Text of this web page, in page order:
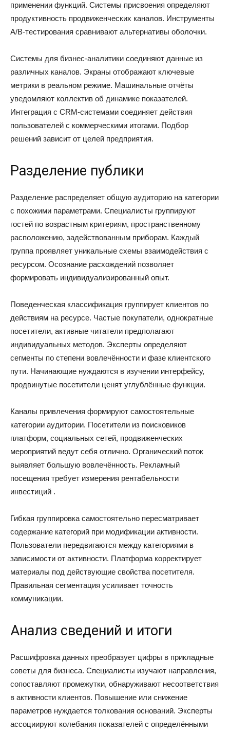
применении функций. Системы присвоения определяют
продуктивность продвиженческих каналов. Инструменты
A/B-тестирования сравнивают альтернативы оболочки.
Системы для бизнес-аналитики соединяют данные из
различных каналов. Экраны отображают ключевые
метрики в реальном режиме. Машинальные отчёты
уведомляют коллектив об динамике показателей.
Интеграция с CRM-системами соединяет действия
пользователей с коммерческими итогами. Подбор
решений зависит от целей предприятия.
Разделение публики
Разделение распределяет общую аудиторию на категории
с похожими параметрами. Специалисты группируют
гостей по возрастным критериям, пространственному
расположению, задействованным приборам. Каждый
группа проявляет уникальные схемы взаимодействия с
ресурсом. Осознание расхождений позволяет
формировать индивидуализированный опыт.
Поведенческая классификация группирует клиентов по
действиям на ресурсе. Частые покупатели, однократные
посетители, активные читатели предполагают
индивидуальных методов. Эксперты определяют
сегменты по степени вовлечённости и фазе клиентского
пути. Начинающие нуждаются в изучении интерфейсу,
продвинутые посетители ценят углублённые функции.
Каналы привлечения формируют самостоятельные
категории аудитории. Посетители из поисковиков
платформ, социальных сетей, продвиженческих
мероприятий ведут себя отлично. Органический поток
выявляет большую вовлечённость. Рекламный
посещения требует измерения рентабельности
инвестиций .
Гибкая группировка самостоятельно пересматривает
содержание категорий при модификации активности.
Пользователи передвигаются между категориями в
зависимости от активности. Платформа корректирует
материалы под действующие свойства посетителя.
Правильная сегментация усиливает точность
коммуникации.
Анализ сведений и итоги
Расшифровка данных преобразует цифры в прикладные
советы для бизнеса. Специалисты изучают направления,
сопоставляют промежутки, обнаруживают несоответствия
в активности клиентов. Повышение или снижение
параметров нуждается толкования оснований. Эксперты
ассоциируют колебания показателей с определёнными